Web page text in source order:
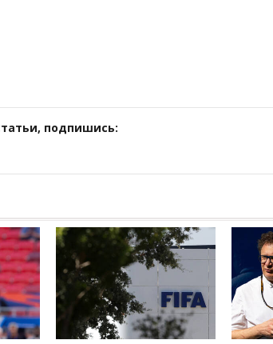
подпишись: